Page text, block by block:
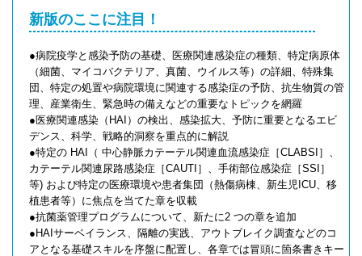
新版のここに注目！
●病院疫学と感染予防の基礎、医療関連感染症の種類、特定病原体
（細菌、マイコバクテリア、真菌、ウイルス等）の詳細、特殊集
団、特定の処置や病院環境に関連する感染症の予防、抗生物質の管
理、産業衛生、緊急時の備えなどの重要なトピックを網羅
●医療関連感染（HAI）の検出、感染拡大、予防に重要となるエビ
デンス、科学、戦略的洞察を重点的に解説
●特定の HAI（ 中心静脈カテーテル関連血流感染症［CLABSI］、
カテーテル関連尿路感染症［CAUTI］、手術部位感染症［SSI］
等) および特定の医療環境や患者集団（熱傷病棟、新生児ICU、移
植患者等）に焦点を当てた章を収載
●抗菌薬管理プログラムについて、新たに2 つの章を追加
●HAIサーベイランス、隔離の実践、アウトブレイク調査などのコ
アとなる基礎スキルを序盤に配置し、各章では冒頭に箇条書きキー